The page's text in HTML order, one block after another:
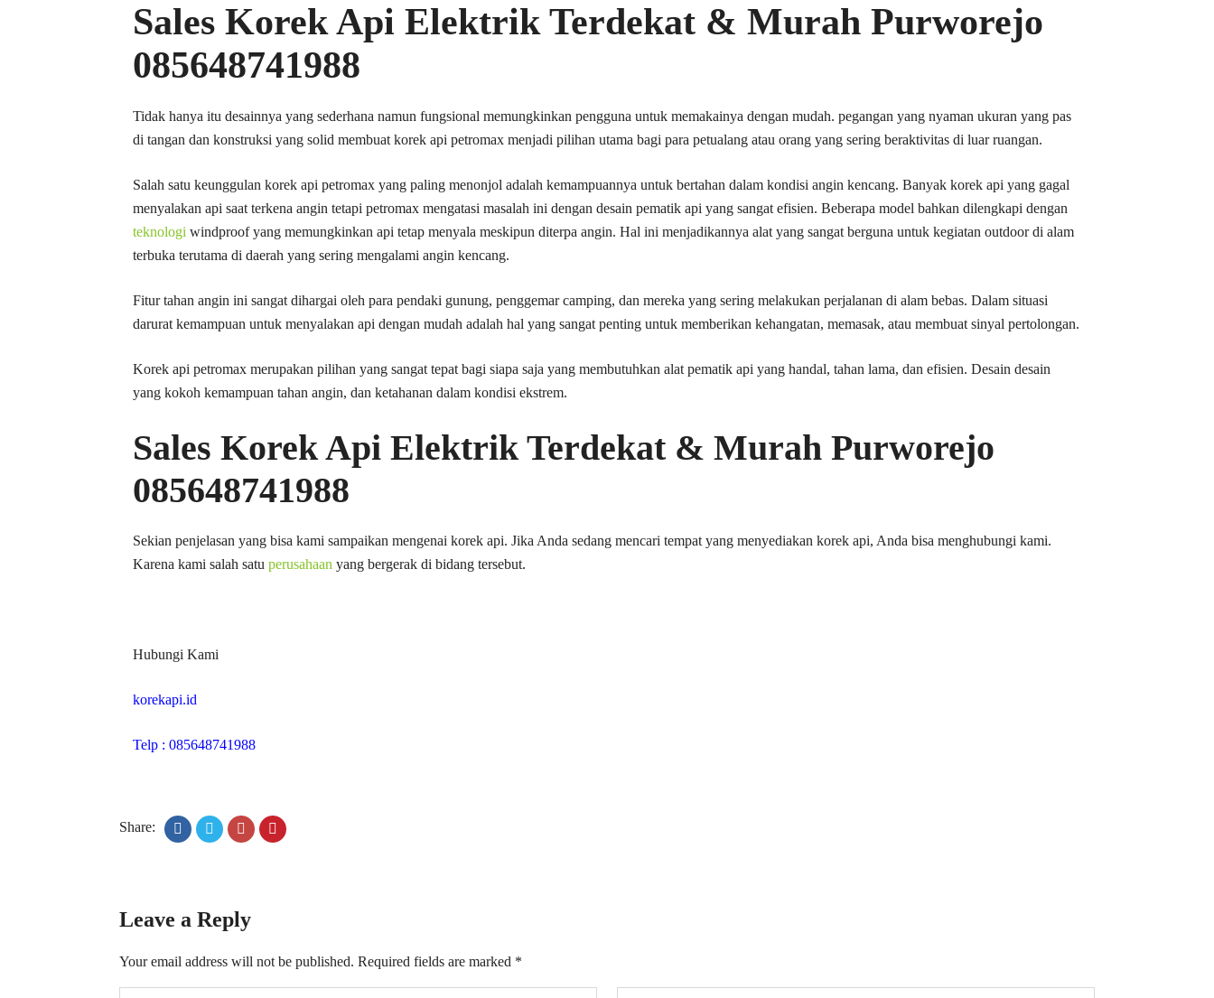
Sales Korek Api Elektrik Terdekat & Murah Purworejo
085648741988
Tidak hanya itu desainnya yang sederhana namun fungsional memungkinkan pengguna untuk memakainya dengan mudah. pegangan yang nyaman ukuran yang pas
di tangan dan konstruksi yang solid membuat korek api petromax menjadi pilihan utama bagi para petualang atau orang yang sering beraktivitas di luar ruangan.
Salah satu keunggulan korek api petromax yang paling menonjol adalah kemampuannya untuk bertahan dalam kondisi angin kencang. Banyak korek api yang gagal
menyalakan api saat terkena angin tetapi petromax mengatasi masalah ini dengan desain pematik api yang sangat efisien. Beberapa model bahkan dilengkapi dengan
teknologi windproof yang memungkinkan api tetap menyala meskipun diterpa angin. Hal ini menjadikannya alat yang sangat berguna untuk kegiatan outdoor di alam
terbuka terutama di daerah yang sering mengalami angin kencang.
Fitur tahan angin ini sangat dihargai oleh para pendaki gunung, penggemar camping, dan mereka yang sering melakukan perjalanan di alam bebas. Dalam situasi
darurat kemampuan untuk menyalakan api dengan mudah adalah hal yang sangat penting untuk memberikan kehangatan, memasak, atau membuat sinyal pertolongan.
Korek api petromax merupakan pilihan yang sangat tepat bagi siapa saja yang membutuhkan alat pematik api yang handal, tahan lama, dan efisien. Desain desain
yang kokoh kemampuan tahan angin, dan ketahanan dalam kondisi ekstrem.
Sales Korek Api Elektrik Terdekat & Murah Purworejo
085648741988
Sekian penjelasan yang bisa kami sampaikan mengenai korek api. Jika Anda sedang mencari tempat yang menyediakan korek api, Anda bisa menghubungi kami.
Karena kami salah satu perusahaan yang bergerak di bidang tersebut.
Hubungi Kami
korekapi.id
Telp : 085648741988
Share:
Leave a Reply
Your email address will not be published. Required fields are marked *